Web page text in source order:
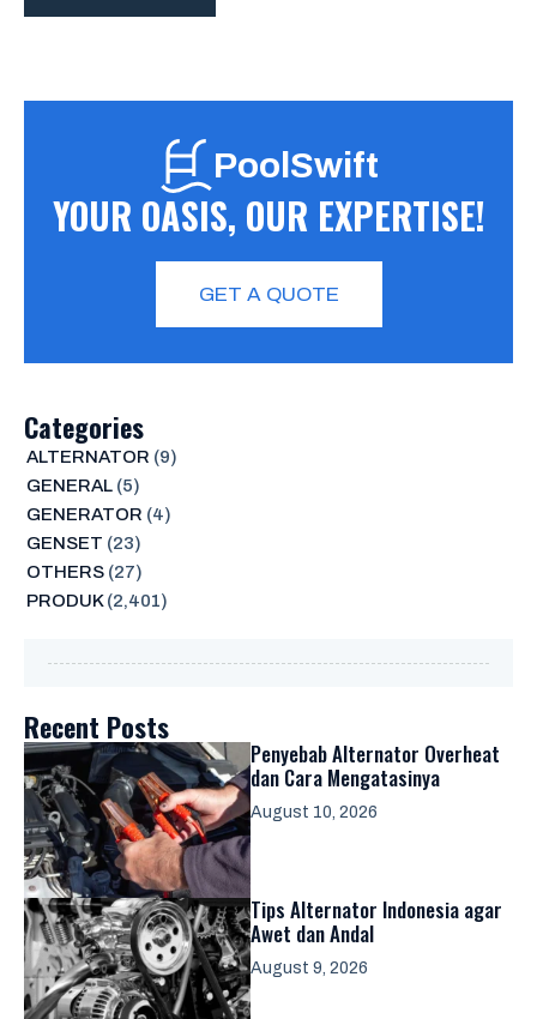
PoolSwift
YOUR OASIS, OUR EXPERTISE!
GET A QUOTE
Categories
ALTERNATOR (9)
GENERAL(5)
GENERATOR (4)
GENSET (23)
OTHERS(27)
PRODUK(2,401)
Recent Posts
Penyebab Alternator Overheat
dan Cara Mengatasinya
August 10, 2026
Tips Alternator Indonesia agar
Awet dan Andal
August 9, 2026